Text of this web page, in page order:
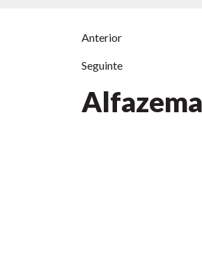
Anterior
Seguinte